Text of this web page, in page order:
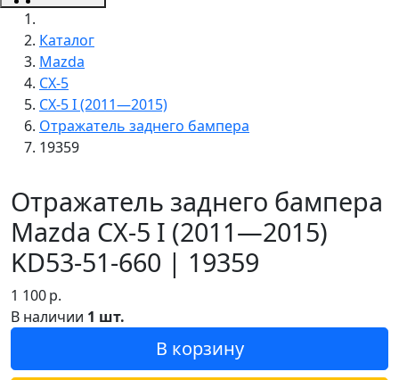
Каталог
Mazda
CX-5
CX-5 I (2011—2015)
Отражатель заднего бампера
19359
Отражатель заднего бампера
Mazda CX-5 I (2011—2015)
KD53-51-660 | 19359
1 100р.
В наличии 1 шт.
В корзину